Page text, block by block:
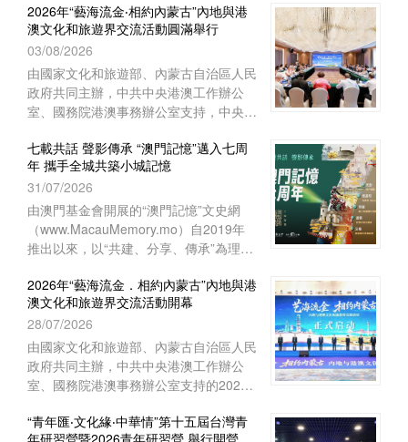
教師教育中心協辦的“青年匯 文化緣 中華
情”2026年青年研習營已於8月1日下午在
上海崇明如山酒店舉行閉營儀式。上海中
華職業教育社常務副主任、市政府參事胡
衛出席儀式並致辭。上海市崇明區海外聯
誼會副會長林豔華、台灣中華傑出青年交
業教育社主任施志琴、上海中華職業技術
學院執行理事蔡奚芳等近100人出席活
動。
2026年“藝海流金‧相約內蒙古”內地與港
澳文化和旅遊界交流活動圓滿舉行
03/08/2026
由國家文化和旅遊部、內蒙古自治區人民
政府共同主辦，中共中央港澳工作辦公
室、國務院港澳事務辦公室支持，中央人
文體部、經濟部和澳門基金會等單位協辦
的2026年“藝海流金‧相約內蒙古”內地與
港澳文化和旅遊界交流活動，已於7月27
日至8月1日圓滿舉行。澳門組織了45位
文旅界代表赴內蒙古自治區參與活動，與
來自內地及香港的文旅界代表、專家學者
新篇。
七載共話 聲影傳承 “澳門記憶”邁入七周
年 攜手全城共築小城記憶
31/07/2026
由澳門基金會開展的“澳門記憶”文史網
（www.MacauMemory.mo）自2019年
推出以來，以“共建、分享、傳承”為理
梳理並活化澳門珍貴的歷史文化資源，建
構起承載小城歷史的大型文化資料庫。
“澳門記憶”即將踏入開站七周年，特以
“七載共話 聲影傳承”為主題，陸續推出一
系列涵蓋線上和線下的多元活動，誠邀市
民大眾共同參與，用不同視角與媒介，共
2026年“藝海流金．相約內蒙古”內地與港
澳文化和旅遊界交流活動開幕
28/07/2026
由國家文化和旅遊部、內蒙古自治區人民
政府共同主辦，中共中央港澳工作辦公
室、國務院港澳事務辦公室支持的2026
化和旅遊界交流活動於7月28日在內蒙古
“青年匯‧文化緣‧中華情”第十五屆台灣青
年研習營暨2026青年研習營 舉行開營儀